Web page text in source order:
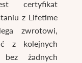
certyfikat
z Lifetime
zwrotowi,
z kolejnych
żadnych